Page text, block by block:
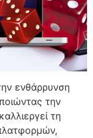
ενθάρρυνση
την
τη